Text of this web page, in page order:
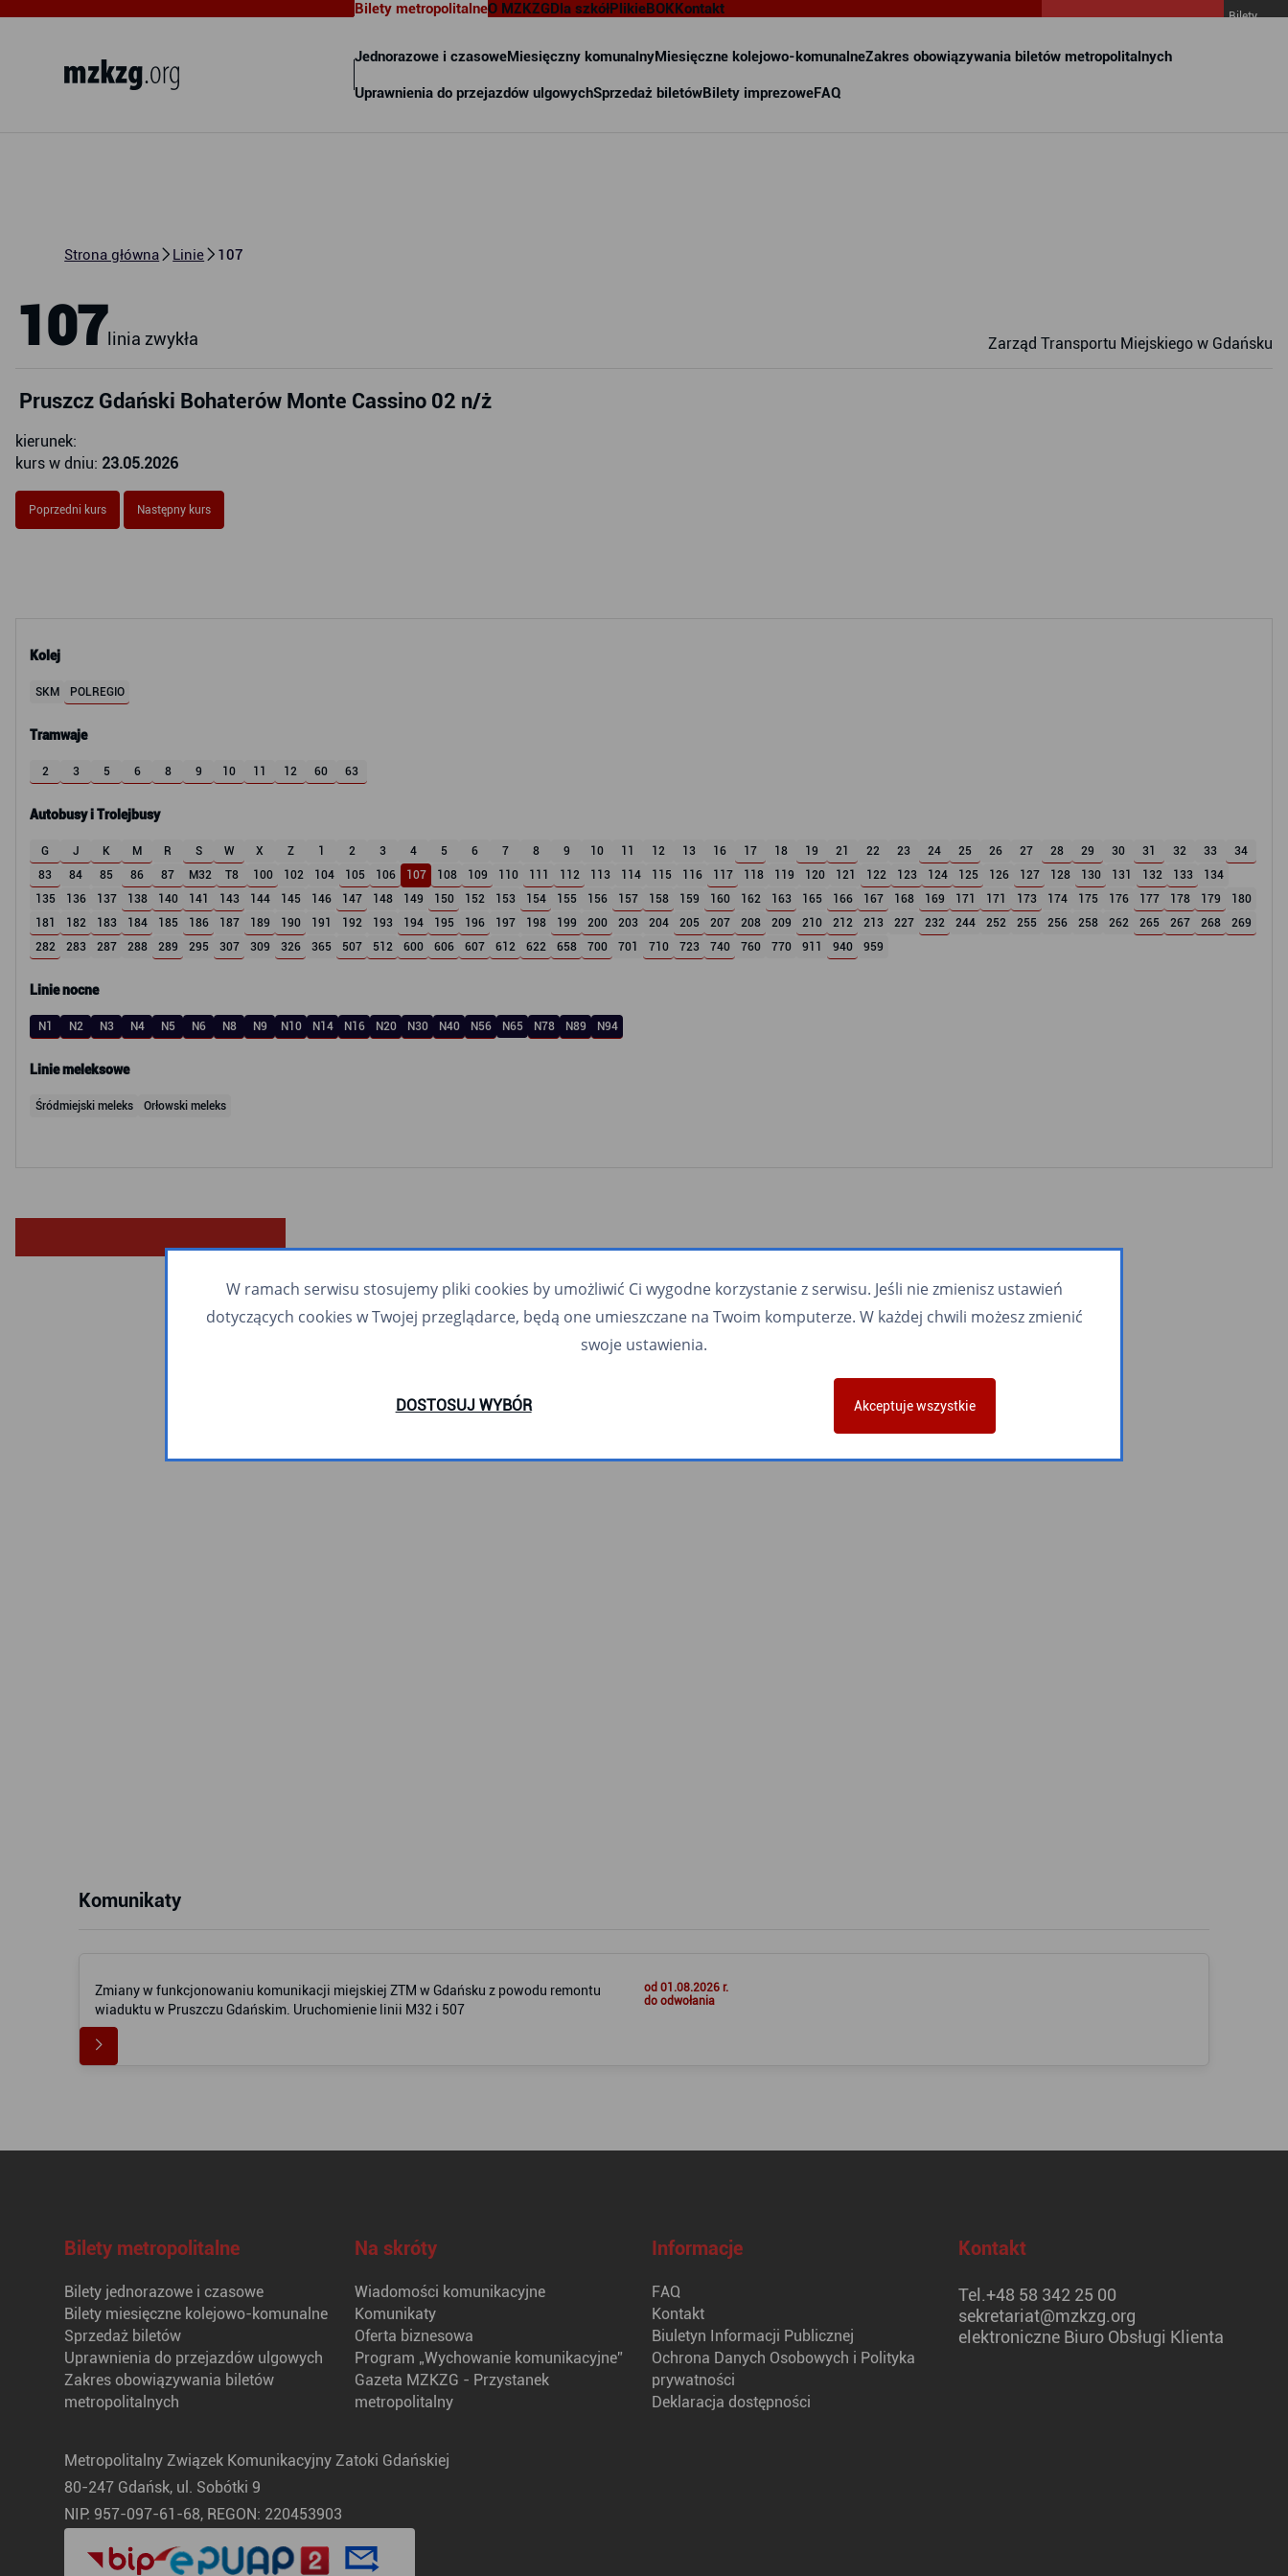
Bilety metropolitalne
Jednorazowe i czasoweMiesięczny komunalnyMiesięczne kolejowo-komunalneZakres obowiązywania biletów metropolitalnych
Uprawnienia do przejazdów ulgowychSprzedaż biletówBilety imprezoweFAQ
O MZKZGDla szkółPlikieBOKKontakt
Bilety
Strona główna Linie 107
Kolej
SKM POLREGIO
Tramwaje
2 3 5 6 8 9 10 11 12 60 63
Autobusy i Trolejbusy
G J K M R S W X Z 1 2 3 4 5 6 7 8 9 10 11 12 13 16 17 18 19 21 22 23 24 25 26 27 28 29 30 31 32 33
34
83
84 85 86 87 M32 T8 100 102 104 105 106 107 108 109 110 111 112 113 114 115 116 117 118 119 120 121 122 123 124 125 126 127 128 130 131 132 133
134
135
136 137 138 140 141 143 144 145 146 147 148 149 150 152 153 154 155 156 157 158 159 160 162 163 165 166 167 168 169 171 171 173 174 175 176 177 178 179
180
181
182 183 184 185 186 187 189 190 191 192 193 194 195 196 197 198 199 200 203 204 205 207 208 209 210 212 213 227 232 244 252 255 256 258 262 265 267 268
269
282
283 287 288 289 295 307 309 326 365 507 512 600 606 607 612 622 658 700 701 710 723 740 760 770 911 940 959
Linie nocne
N1 N2 N3 N4 N5 N6 N8 N9 N10 N14 N16 N20 N30 N40 N56 N65 N78 N89 N94
Linie meleksowe
Śródmiejski meleks Orłowski meleks
107 linia zwykła Zarząd Transportu Miejskiego w Gdańsku
Pruszcz Gdański Bohaterów Monte Cassino 02 n/ż
kierunek:
kurs w dniu: 23.05.2026
Poprzedni kurs Następny kurs
Komunikaty
Zmiany w funkcjonowaniu komunikacji miejskiej ZTM w Gdańsku z powodu remontu
wiaduktu w Pruszczu Gdańskim. Uruchomienie linii M32 i 507
od 01.08.2026 r.
do odwołania
Bilety metropolitalne
Bilety jednorazowe i czasowe
Bilety miesięczne kolejowo-komunalne
Sprzedaż biletów
Uprawnienia do przejazdów ulgowych
Zakres obowiązywania biletów
metropolitalnych
Na skróty
Wiadomości komunikacyjne
Komunikaty
Oferta biznesowa
Program „Wychowanie komunikacyjne”
Gazeta MZKZG - Przystanek
metropolitalny
Informacje
FAQ
Kontakt
Biuletyn Informacji Publicznej
Ochrona Danych Osobowych i Polityka
prywatności
Deklaracja dostępności
Kontakt
Tel.+48 58 342 25 00
sekretariat@mzkzg.org
elektroniczne Biuro Obsługi Klienta
Metropolitalny Związek Komunikacyjny Zatoki Gdańskiej
80-247 Gdańsk, ul. Sobótki 9
NIP: 957-097-61-68, REGON: 220453903
W ramach serwisu stosujemy pliki cookies by umożliwić Ci wygodne korzystanie z serwisu. Jeśli nie zmienisz ustawień
dotyczących cookies w Twojej przeglądarce, będą one umieszczane na Twoim komputerze. W każdej chwili możesz zmienić
swoje ustawienia.
DOSTOSUJ WYBÓR Akceptuje wszystkie